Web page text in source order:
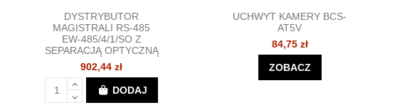
DYSTRYBUTOR
MAGISTRALI RS-485
EW-485/4/1/SO Z
SEPARACJĄ OPTYCZNĄ
902,44 zł
DODAJ
UCHWYT KAMERY BCS-
AT5V
84,75 zł
ZOBACZ